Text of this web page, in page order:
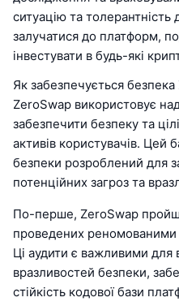
ситуацію та
залучатися до платформ,
інвестувати в будь-які
Як забезпечується
ZeroSwap використовує
забезпечити безпеку та
активів користувачів. Цей
безпеки розроблений для
потенційних загроз та
По-перше, ZeroSwap
проведених реномованими
Ці аудити є важливими для
вразливостей безпеки,
стійкість кодової бази